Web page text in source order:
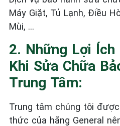
Máy Giặt, Tủ Lạnh, Điều
Mùi, …
2. Những Lợi Ích
Khi Sửa Chữa
Trung Tâm:
Trung tâm chúng tôi
thức của hãng General